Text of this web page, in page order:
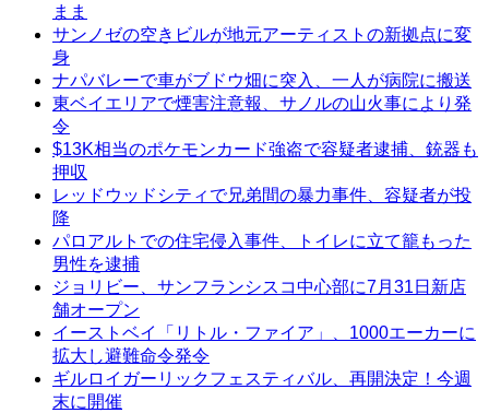
まま
サンノゼの空きビルが地元アーティストの新拠点に変
身
ナパバレーで車がブドウ畑に突入、一人が病院に搬送
東ベイエリアで煙害注意報、サノルの山火事により発
令
$13K相当のポケモンカード強盗で容疑者逮捕、銃器も
押収
レッドウッドシティで兄弟間の暴力事件、容疑者が投
降
パロアルトでの住宅侵入事件、トイレに立て籠もった
男性を逮捕
ジョリビー、サンフランシスコ中心部に7月31日新店
舗オープン
イーストベイ「リトル・ファイア」、1000エーカーに
拡大し避難命令発令
ギルロイガーリックフェスティバル、再開決定！今週
末に開催